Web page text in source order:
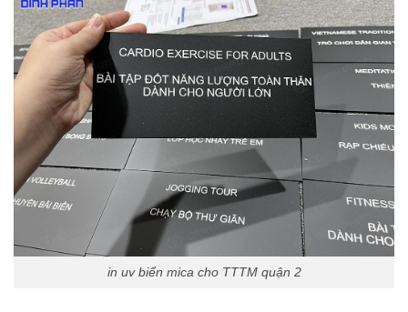
in uv biển mica cho TTTM quận 2